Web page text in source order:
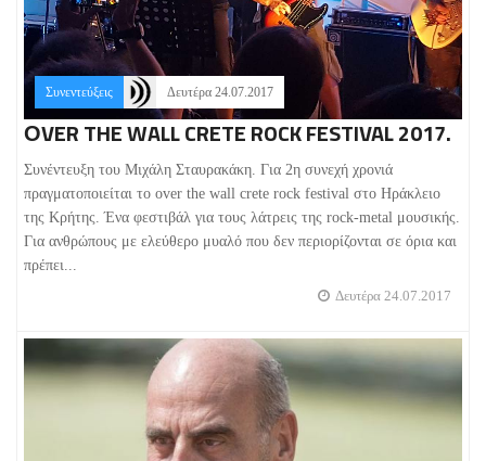
Συνεντεύξεις Δευτέρα 24.07.2017
ΟVER THE WALL CRETE ROCK FESTIVAL 2017.
Συνέντευξη του Μιχάλη Σταυρακάκη. Για 2η συνεχή χρονιά
πραγματοποιείται το over the wall crete rock festival στο Ηράκλειο
της Κρήτης. Ένα φεστιβάλ για τους λάτρεις της rock-metal μουσικής.
Για ανθρώπους με ελεύθερο μυαλό που δεν περιορίζονται σε όρια και
πρέπει...
Δευτέρα 24.07.2017